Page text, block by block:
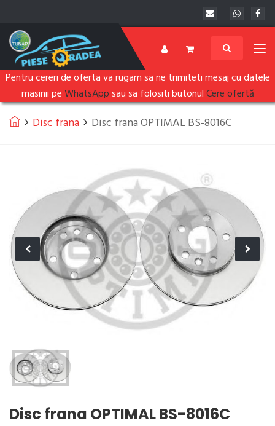
Pentru cereri de oferta va rugam sa ne trimiteti mesaj cu datele
masinii peWhatsAppsau sa folositi butonulCere ofertă
Disc frana Disc frana OPTIMAL BS-8016C
Disc frana OPTIMAL BS-8016C